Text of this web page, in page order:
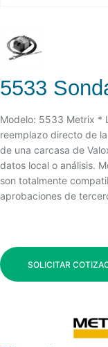
5533
Modelo: 5533 Metrix *
reemplazo directo de
de una carcasa de
datos local o análisis.
son totalmente
aprobaciones de
SOLICITAR